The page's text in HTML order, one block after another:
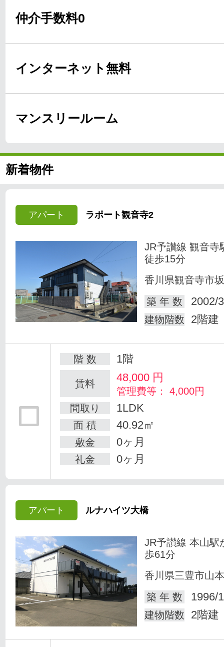
仲介手数料0
インターネット無料
マンスリールーム
新着物件
アパート ラポート観音寺2
JR予讃線 観音寺
徒歩15分
香川県観音寺市
築 年 数
2002/
建物階数 2階建
階 数 1階
賃料 48,000 円
管理費等： 4,000円
間取り
1LDK
面 積 40.92㎡
敷金 0ヶ月
礼金 0ヶ月
アパート ルナハイツ大橋
JR予讃線 本山駅
歩61分
香川県三豊市山
築 年 数
1996/
建物階数 2階建